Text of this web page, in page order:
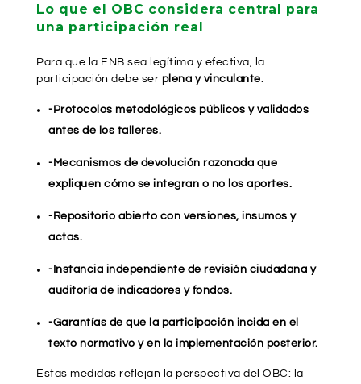
Lo que el OBC considera central para
una participación real
Para que la ENB sea legítima y efectiva, la
participación debe ser plena y vinculante:
-Protocolos metodológicos públicos y validados
antes de los talleres.
-Mecanismos de devolución razonada que
expliquen cómo se integran o no los aportes.
-Repositorio abierto con versiones, insumos y
actas.
-Instancia independiente de revisión ciudadana y
auditoría de indicadores y fondos.
-Garantías de que la participación incida en el
texto normativo y en la implementación posterior.
Estas medidas reflejan la perspectiva del OBC: la